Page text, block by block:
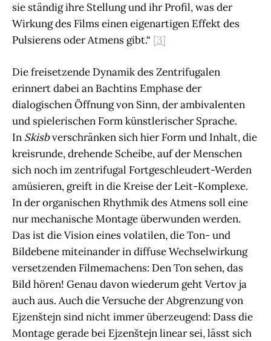
sie ständig ihre Stellung und ihr Profil, was der
Wirkung des Films einen eigenartigen Effekt des
Pulsierens oder Atmens gibt.“ [3]
Die freisetzende Dynamik des Zentrifugalen
erinnert dabei an Bachtins Emphase der
dialogischen Öffnung von Sinn, der ambivalenten
und spielerischen Form künstlerischer Sprache.
In Skisbverschränken sich hier Form und Inhalt, die
kreisrunde, drehende Scheibe, auf der Menschen
sich noch im zentrifugal Fortgeschleudert-Werden
amüsieren, greift in die Kreise der Leit-Komplexe.
In der organischen Rhythmik des Atmens soll eine
nur mechanische Montage überwunden werden.
Das ist die Vision eines volatilen, die Ton- und
Bildebene miteinander in diffuse Wechselwirkung
versetzenden Filmemachens: Den Ton sehen, das
Bild hören! Genau davon wiederum geht Vertov ja
auch aus. Auch die Versuche der Abgrenzung von
Ejzenštejn sind nicht immer überzeugend: Dass die
Montage gerade bei Ejzenštejn linear sei, lässt sich